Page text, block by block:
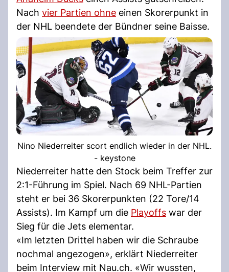
Nach vier Partien ohne einen Skorerpunkt in
der NHL beendete der Bündner seine Baisse.
Nino Niederreiter scort endlich wieder in der NHL.
- keystone
Niederreiter hatte den Stock beim Treffer zur
2:1-Führung im Spiel. Nach 69 NHL-Partien
steht er bei 36 Skorerpunkten (22 Tore/14
Assists). Im Kampf um die Playoffs war der
Sieg für die Jets elementar.
«Im letzten Drittel haben wir die Schraube
nochmal angezogen», erklärt Niederreiter
beim Interview mit Nau.ch. «Wir wussten,